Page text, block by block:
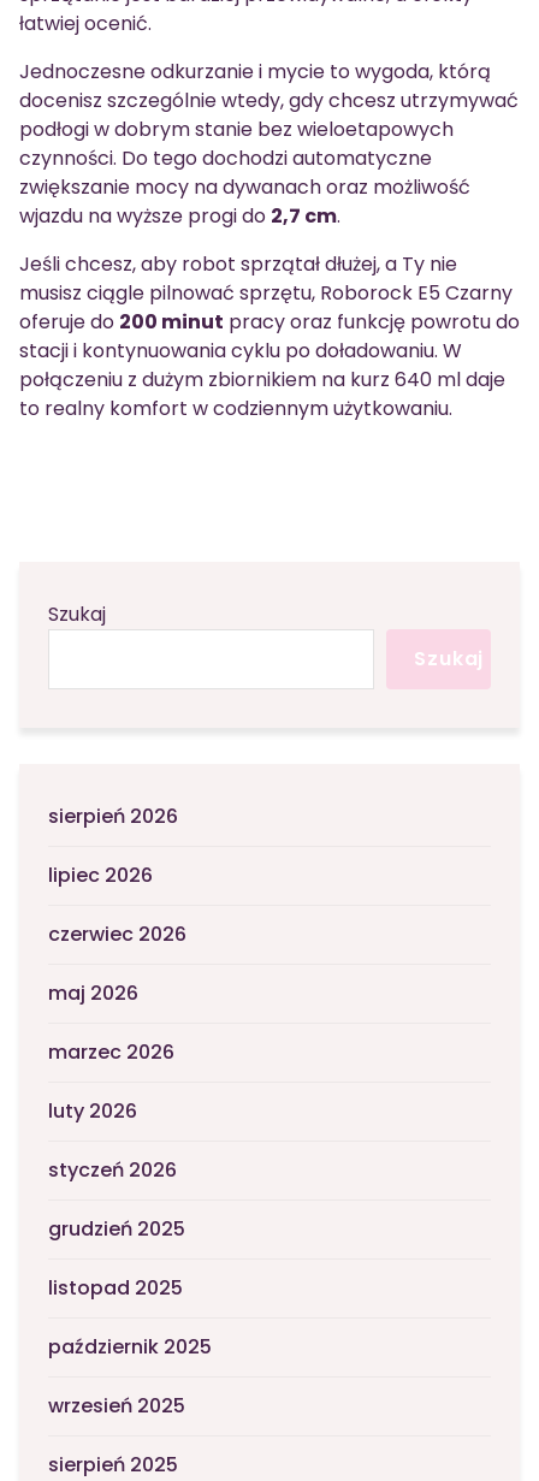
łatwiej ocenić.
Jednoczesne odkurzanie i mycie to wygoda, którą
docenisz szczególnie wtedy, gdy chcesz utrzymywać
podłogi w dobrym stanie bez wieloetapowych
czynności. Do tego dochodzi automatyczne
zwiększanie mocy na dywanach oraz możliwość
wjazdu na wyższe progi do 2,7 cm.
Jeśli chcesz, aby robot sprzątał dłużej, a Ty nie
musisz ciągle pilnować sprzętu, Roborock E5 Czarny
oferuje do 200 minut pracy oraz funkcję powrotu do
stacji i kontynuowania cyklu po doładowaniu. W
połączeniu z dużym zbiornikiem na kurz 640 ml daje
to realny komfort w codziennym użytkowaniu.
Szukaj
Szukaj
sierpień 2026
lipiec 2026
czerwiec 2026
maj 2026
marzec 2026
luty 2026
styczeń 2026
grudzień 2025
listopad 2025
październik 2025
wrzesień 2025
sierpień 2025